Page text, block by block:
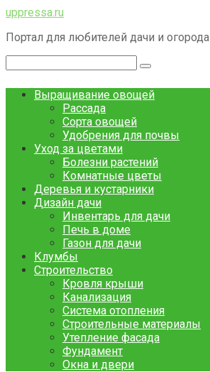
Перейти
контенту
uppressa.ru
Портал для любителей дачи и огорода
Выращивание овощей
Рассада
Сорта овощей
Удобрения для почвы
Уход за цветами
Болезни растений
Комнатные цветы
Деревья и кустарники
Дизайн дачи
Инвентарь для дачи
Печь в доме
Газон для дачи
Клумбы
Строительство
Кровля крыши
Канализация
Система отопления
Строительные материалы
Утепление фасада
Фундамент
Окна и двери